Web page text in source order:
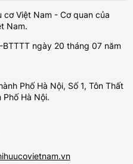
Việt Nam - Cơ quan của
Nam.
ngày 20 tháng 07 năm
Phố Hà Nội, Số 1, Tôn Thất
Hà Nội.